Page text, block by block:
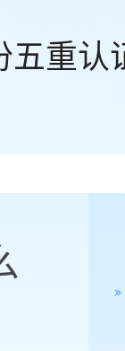
五重认